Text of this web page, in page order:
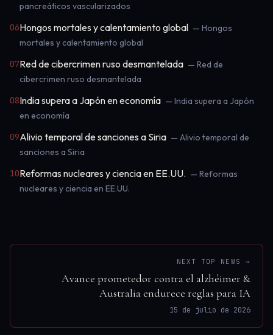
pancreáticos vascularizados
06Hongos mortales y calentamiento global — Hongos
mortales y calentamiento global
07Red de cibercrimen ruso desmantelada — Red de
cibercrimen ruso desmantelada
08India supera a Japón en economía — India supera a Japón
en economía
09Alivio temporal de sanciones a Siria — Alivio temporal de
sanciones a Siria
10Reformas nucleares y ciencia en EE.UU. — Reformas
nucleares y ciencia en EE.UU.
NEXT TOP NEWS →
Avance prometedor contra el alzhéimer &
Australia endurece reglas para IA
15 de julio de 2026